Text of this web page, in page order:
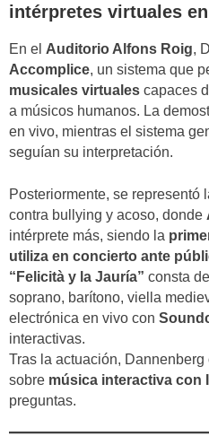
intérpretes virtuales
En el Auditorio Alfons Roig,
Accomplice, un sistema que
musicales virtuales capaces
a músicos humanos. La
en vivo, mientras el sistema
seguían su interpretación.
Posteriormente, se representó
contra bullying y acoso, donde
intérprete más, siendo la
utiliza en concierto ante
“Felicità y la Jauría” consta
soprano, barítono, viella
electrónica en vivo con
interactivas.
Tras la actuación,
sobre música interactiva con
preguntas.